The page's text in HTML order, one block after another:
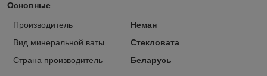
Основные
Производитель
Неман
Вид минеральной ваты
Стекловата
Страна производитель
Беларусь